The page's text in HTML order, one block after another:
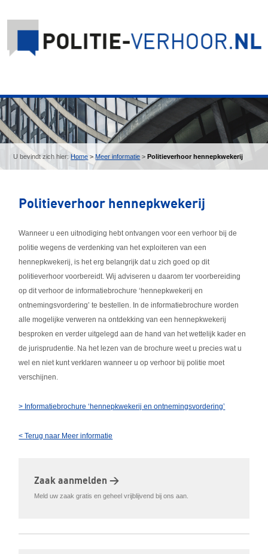
U bevindt zich hier: Home>Meer informatie >Politieverhoor hennepkwekerij
Politieverhoor hennepkwekerij
Wanneer u een uitnodiging hebt ontvangen voor een verhoor bij de
politie wegens de verdenking van het exploiteren van een
hennepkwekerij, is het erg belangrijk dat u zich goed op dit
politieverhoor voorbereidt. Wij adviseren u daarom ter voorbereiding
op dit verhoor de informatiebrochure ‘hennepkwekerij en
ontnemingsvordering’ te bestellen. In de informatiebrochure worden
alle mogelijke verweren na ontdekking van een hennepkwekerij
besproken en verder uitgelegd aan de hand van het wettelijk kader en
de jurisprudentie. Na het lezen van de brochure weet u precies wat u
wel en niet kunt verklaren wanneer u op verhoor bij politie moet
verschijnen.
> Informatiebrochure ‘hennepkwekerij en ontnemingsvordering’
< Terug naar Meer informatie
Zaak aanmelden >
Meld uw zaak gratis en geheel vrijblijvend bij ons aan.